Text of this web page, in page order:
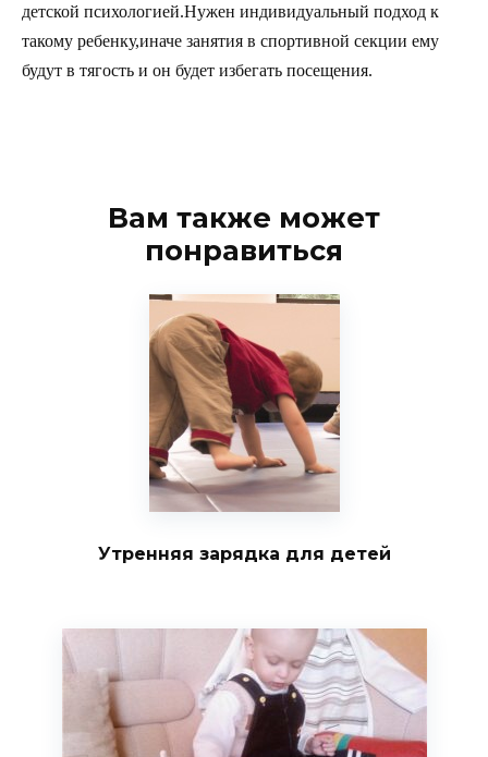
детской психологией.Нужен индивидуальный подход к
такому ребенку,иначе занятия в спортивной секции ему
будут в тягость и он будет избегать посещения.
Вам также может
понравиться
Утренняя зарядка для детей